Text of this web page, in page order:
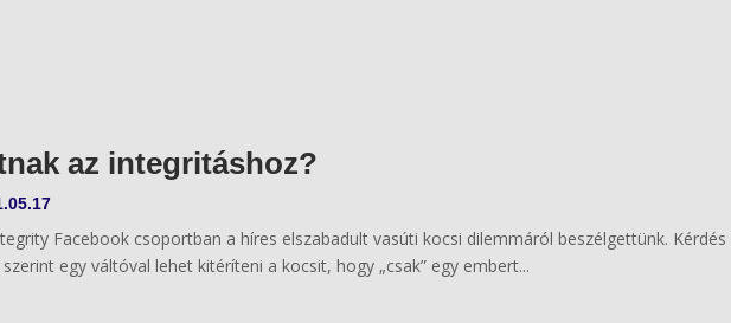
az integritáshoz?
Facebook csoportban a híres elszabadult vasúti kocsi dilemmáról beszélgettünk.
egy váltóval lehet kitéríteni a kocsit, hogy „csak” egy embert...